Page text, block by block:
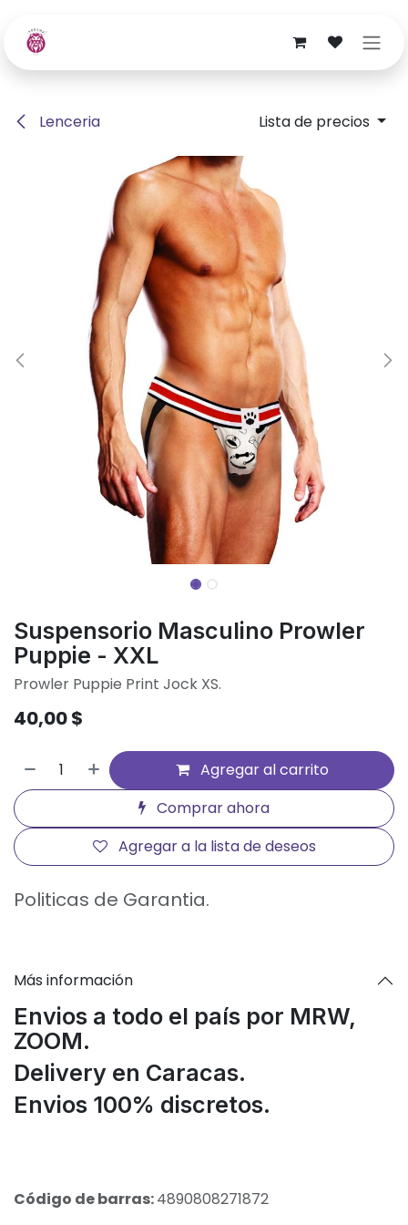
Lenceria Lista de precios
Suspensorio Masculino Prowler
Puppie - XXL
Prowler Puppie Print Jock XS.
40,00$
Agregar al carrito
Comprar ahora
Agregar a la lista de deseos
Politicas de Garantia.
Más información
Envios a todo el país por MRW,
ZOOM.
Delivery en Caracas.
Envios 100% discretos.
Código de barras:4890808271872